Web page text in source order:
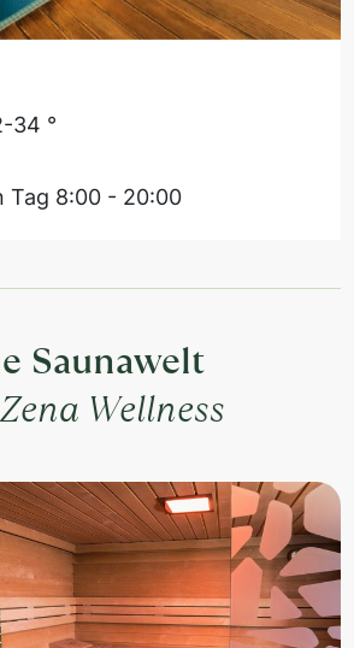
34 °
Tag 8:00 - 20:00
Saunawelt
Wellness